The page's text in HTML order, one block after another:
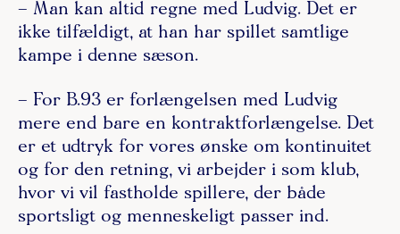
– Man kan altid regne med Ludvig. Det er
ikke tilfældigt, at han har spillet samtlige
kampe i denne sæson.
– For B.93 er forlængelsen med Ludvig
mere end bare en kontraktforlængelse. Det
er et udtryk for vores ønske om kontinuitet
og for den retning, vi arbejder i som klub,
hvor vi vil fastholde spillere, der både
sportsligt og menneskeligt passer ind.